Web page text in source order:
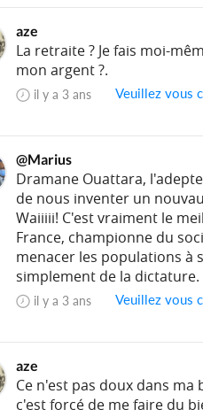
aze
La retraite ? Je fais moi-
mon argent ?.
il y a 3 ans Veuillez vous
@Marius
Dramane Ouattara,
de nous inventer un
Waiiiii! C'est vraiment le
France, championne du
menacer les populations à
simplement de la dictature.
il y a 3 ans Veuillez vous
aze
Ce n'est pas doux dans ma
c'est forcé de me faire du